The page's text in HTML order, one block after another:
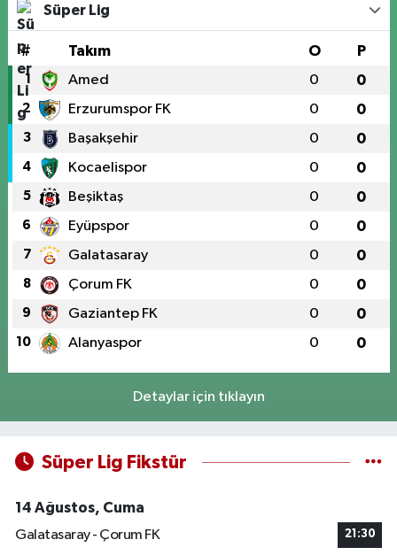
Süper Lig
# Takım O P
1 Amed 0 0
2 Erzurumspor FK 0 0
3 Başakşehir 0 0
4 Kocaelispor 0 0
5 Beşiktaş 0 0
6 Eyüpspor 0 0
7 Galatasaray 0 0
8 Çorum FK 0 0
9 Gaziantep FK 0 0
10 Alanyaspor 0 0
Detaylar için tıklayın
Süper Lig Fikstür
14 Ağustos, Cuma
Galatasaray - Çorum FK
21:30